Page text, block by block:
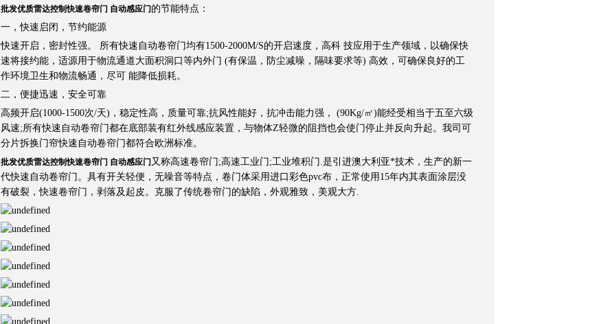
批发优质雷达控制快速卷帘门 自动感应门 的节能特点：
一，快速启闭，节约能源
快速开启，密封性强。 所有快速自动卷帘门均有1500-2000M/S的开启速度，高科 技应用于生产领域，以确保快
速将接约能，适源用于物流通道大面积洞口等内外门 (有保温，防尘减噪，隔味要求等) 高效，可确保良好的工
作环境卫生和物流畅通，尽可 能降低损耗。
二，便捷迅速，安全可靠
高频开启(1000-1500次/天)，稳定性高，质量可靠;抗风性能好，抗冲击能力强， (90Kg/㎡)能经受相当于五至六级
风速;所有快速自动卷帘门都在底部装有红外线感应装置，与物体Z轻微的阻挡也会使门停止并反向升起。我司可
分片拆换门帘快速自动卷帘门都符合欧洲标准。
批发优质雷达控制快速卷帘门 自动感应门 又称高速卷帘门;高速工业门;工业堆积门.是引进澳大利亚*技术，生产的新一
代快速自动卷帘门。具有开关轻便，无噪音等特点，卷门体采用进口彩色pvc布，正常使用15年内其表面涂层没
有破裂，快速卷帘门，剥落及起皮。克服了传统卷帘门的缺陷，外观雅致，美观大方.